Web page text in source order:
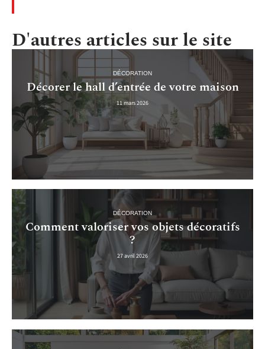
D'autres articles sur le site
DÉCORATION
Décorer le hall d’entrée de votre maison
11 mars 2026
DÉCORATION
Comment valoriser vos objets décoratifs
?
27 avril 2026